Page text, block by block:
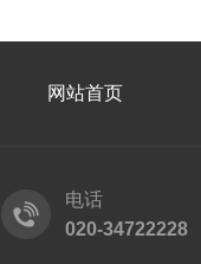
网站首页
电话
020-34722228